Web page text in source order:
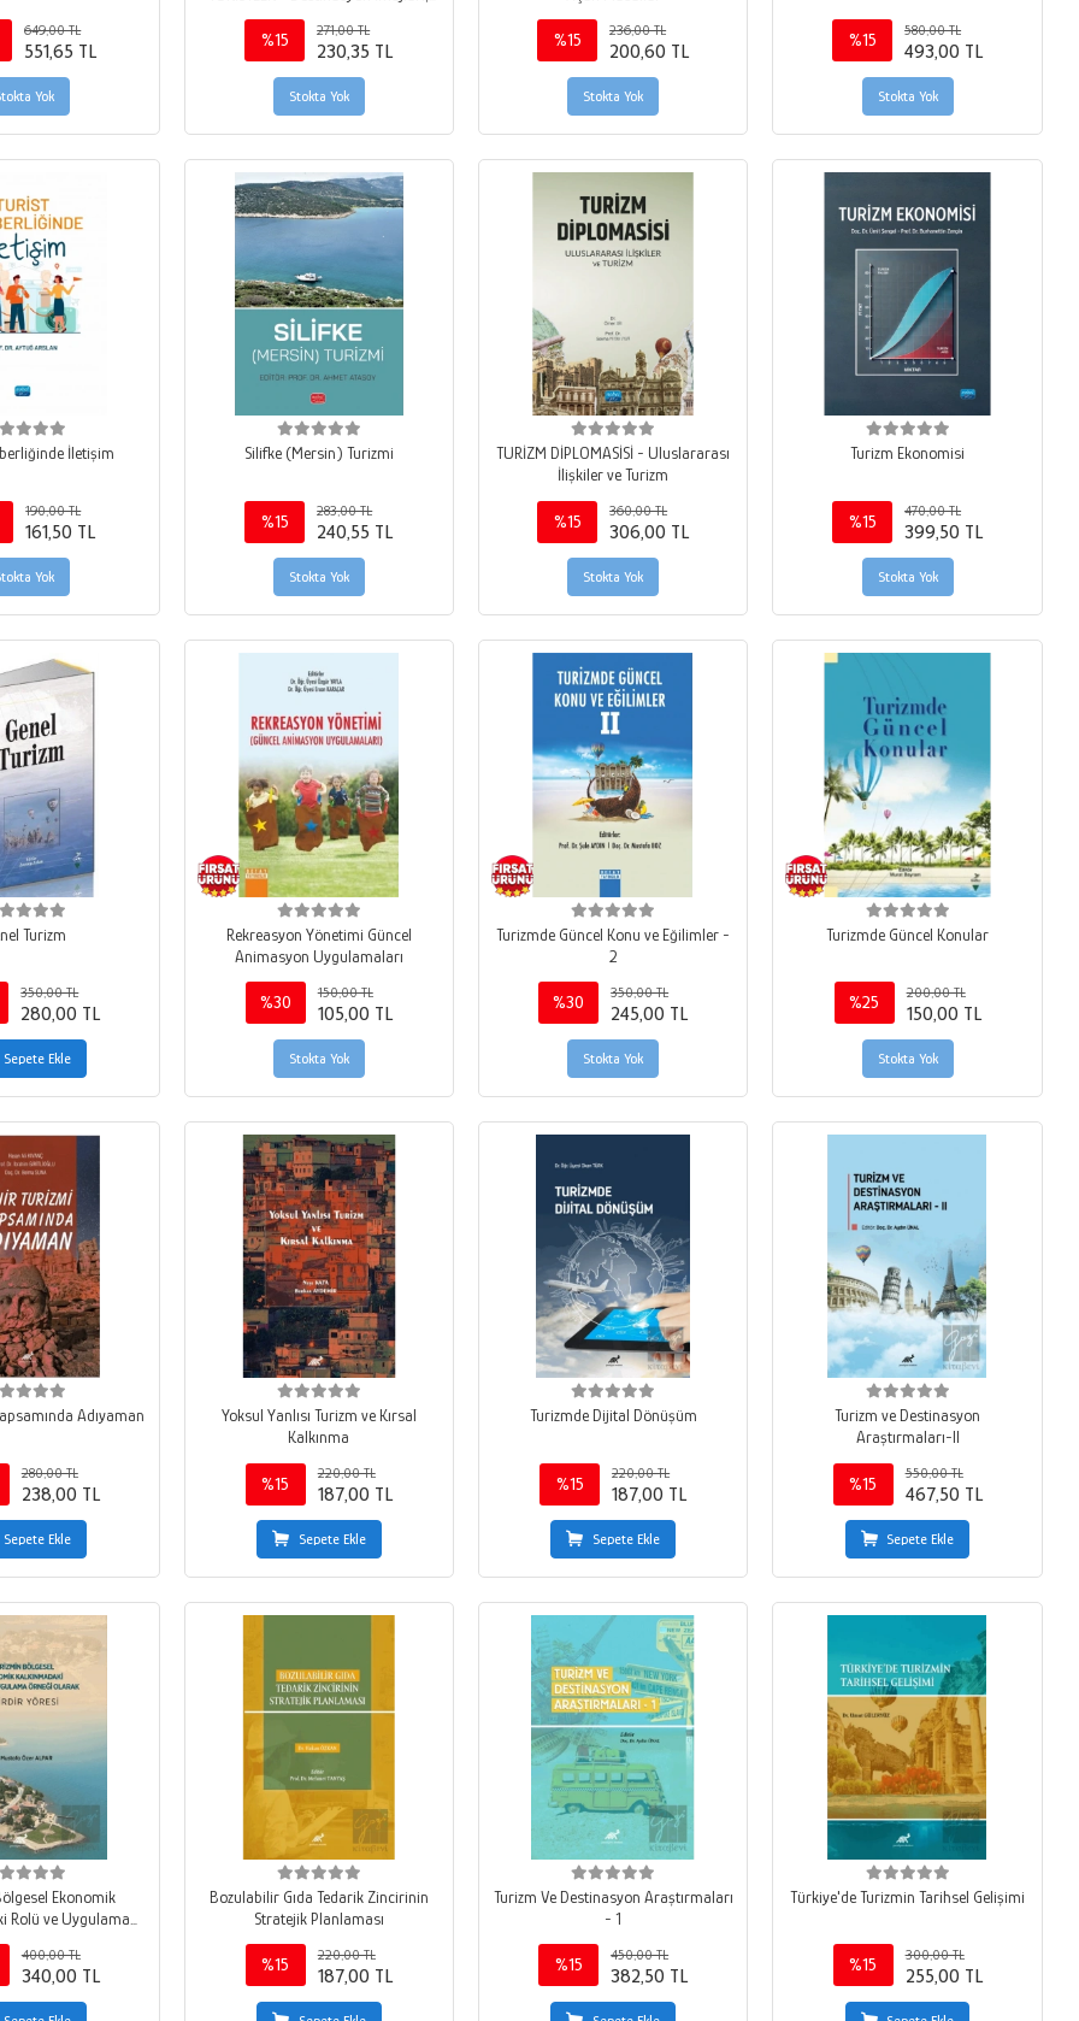
649,00 TL
551,65 TL
Yok
Risk Algıları ve Yeniden Satın Alma
Niyetleri
%15
271,00 TL
230,35 TL
Stokta Yok
%15
236,00 TL
200,60 TL
Stokta Yok
%15
580,00 TL
493,00 TL
Stokta Yok
İletişim
190,00 TL
161,50 TL
Yok
Silifke (Mersin) Turizmi
%15
283,00 TL
240,55 TL
Stokta Yok
TURİZM DİPLOMASİSİ - Uluslararası
İlişkiler ve Turizm
%15
360,00 TL
306,00 TL
Stokta Yok
Turizm Ekonomisi
%15
470,00 TL
399,50 TL
Stokta Yok
Turizm
350,00 TL
280,00 TL
Sepete Ekle
Rekreasyon Yönetimi Güncel
Animasyon Uygulamaları
%30
150,00 TL
105,00 TL
Stokta Yok
Turizmde Güncel Konu ve Eğilimler -
2
%30
350,00 TL
245,00 TL
Stokta Yok
Turizmde Güncel Konular
%25
200,00 TL
150,00 TL
Stokta Yok
Adıyaman
280,00 TL
238,00 TL
Sepete Ekle
Yoksul Yanlısı Turizm ve Kırsal
Kalkınma
%15
220,00 TL
187,00 TL
Sepete Ekle
Turizmde Dijital Dönüşüm
%15
220,00 TL
187,00 TL
Sepete Ekle
Turizm ve Destinasyon
Araştırmaları-II
%15
550,00 TL
467,50 TL
Sepete Ekle
Ekonomik
Rolü ve Uygulama
Eğirdir Yöresi
400,00 TL
340,00 TL
Bozulabilir Gıda Tedarik Zincirinin
Stratejik Planlaması
%15
220,00 TL
187,00 TL
Turizm Ve Destinasyon Araştırmaları
- 1
%15
450,00 TL
382,50 TL
Türkiye'de Turizmin Tarihsel Gelişimi
%15
300,00 TL
255,00 TL